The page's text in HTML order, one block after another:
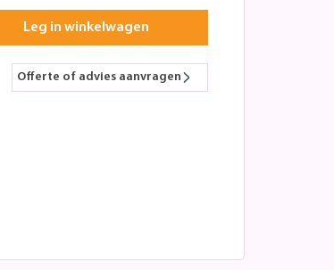
Leg in winkelwagen
Offerte of advies aanvragen